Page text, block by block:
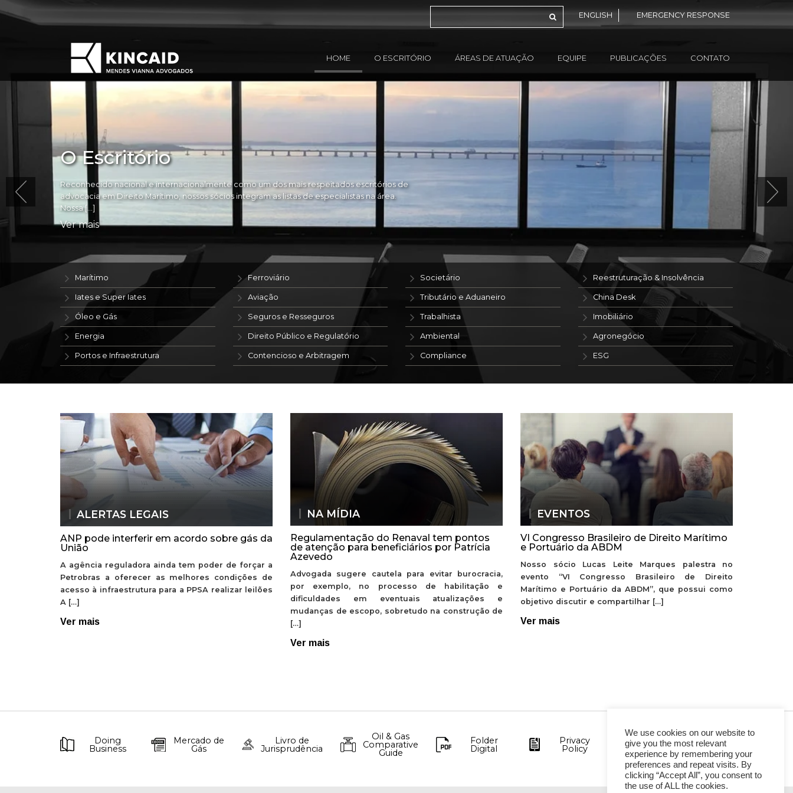
ENGLISH EMERGENCY RESPONSE
HOME O ESCRITÓRIO ÁREAS DE ATUAÇÃO EQUIPE PUBLICAÇÕES CONTATO
O Escritório
Reconhecido nacional e internacionalmente como um dos mais respeitados escritórios de
advocacia em Direito Marítimo, nossos sócios integram as listas de especialistas na área.
Nossa […]
Ver mais
Marítimo
Iates e Super Iates
Óleo e Gás
Energia
Portos e Infraestrutura
Ferroviário
Aviação
Seguros e Resseguros
Direito Público e Regulatório
Contencioso e Arbitragem
Societário
Tributário e Aduaneiro
Trabalhista
Ambiental
Compliance
Reestruturação & Insolvência
China Desk
Imobiliário
Agronegócio
ESG
ALERTAS LEGAIS
ANP pode interferir em acordo sobre gás da
União
A agência reguladora ainda tem poder de forçar a
Petrobras a oferecer as melhores condições de
acesso à infraestrutura para a PPSA realizar leilões
A […]
Ver mais
NA MÍDIA
Regulamentação do Renaval tem pontos
de atenção para beneficiários por Patrícia
Azevedo
Advogada sugere cautela para evitar burocracia,
por exemplo, no processo de habilitação e
dificuldades em eventuais atualizações e
mudanças de escopo, sobretudo na construção de
[…]
Ver mais
EVENTOS
VI Congresso Brasileiro de Direito Marítimo
e Portuário da ABDM
Nosso sócio Lucas Leite Marques palestra no
evento “VI Congresso Brasileiro de Direito
Marítimo e Portuário da ABDM”, que possui como
objetivo discutir e compartilhar […]
Ver mais
Doing
Business
Mercado de
Gás
Livro de
Jurisprudência
Oil & Gas
Comparative
Guide
Folder
Digital
Privacy
Policy
We use cookies on our website to
give you the most relevant
experience by remembering your
preferences and repeat visits. By
clicking “Accept All”, you consent to
the use of ALL the cookies.